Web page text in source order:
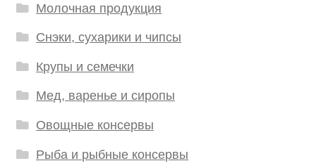
Молочная продукция
Снэки, сухарики и чипсы
Крупы и семечки
Мед, варенье и сиропы
Овощные консервы
Рыба и рыбные консервы